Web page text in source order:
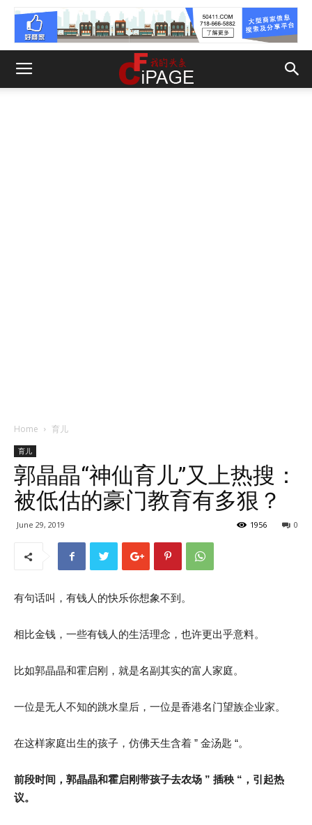
Home 育儿
育儿
郭晶晶“神仙育儿”又上热搜：
被低估的豪门教育有多狠？
June 29, 2019 0
1956
有句话叫，有钱人的快乐你想象不到。
相比金钱，一些有钱人的生活理念，也许更出乎意料。
比如郭晶晶和霍启刚，就是名副其实的富人家庭。
一位是无人不知的跳水皇后，一位是香港名门望族企业家。
在这样家庭出生的孩子，仿佛天生含着 ” 金汤匙 “。
前段时间，郭晶晶和霍启刚带孩子去农场 ” 插秧 “，引起热
议。